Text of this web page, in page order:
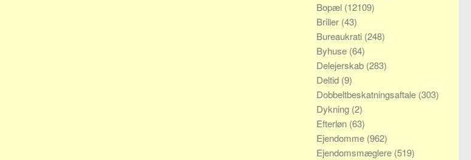
Bopæl (12109)
Briller (43)
Bureaukrati (248)
Byhuse (64)
Delejerskab (283)
Deltid (9)
Dobbeltbeskatningsaftale (303)
Dykning (2)
Efterløn (63)
Ejendomme (962)
Ejendomsmæglere (519)